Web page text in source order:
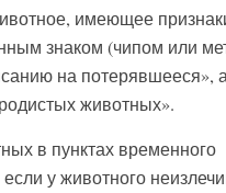
имеющее
знаком (чипом или
на потерявшееся»,
животных».
в пунктах временного
у животного